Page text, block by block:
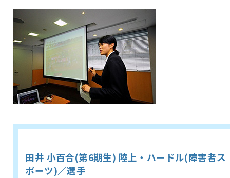
田井 小百合(第6期生) 陸上・ハードル(障害者ス
ポーツ)／選手